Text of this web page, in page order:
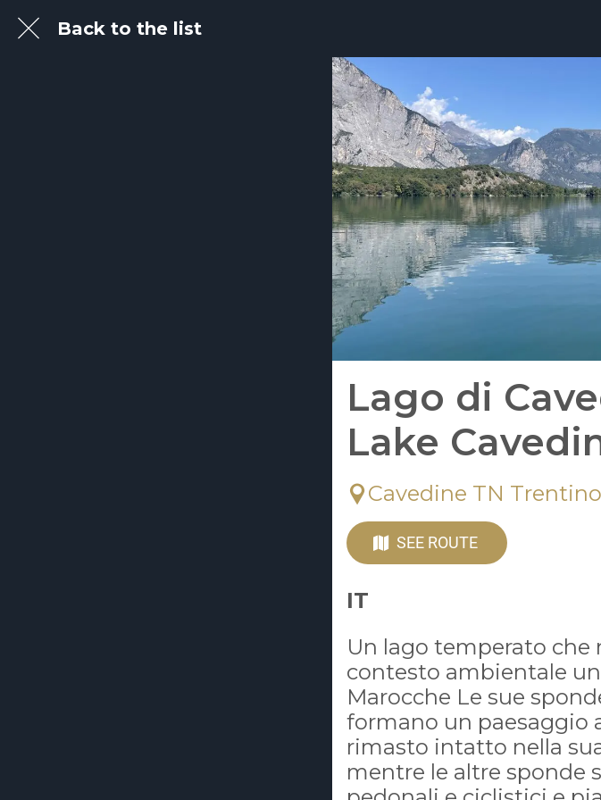
Back to the list
Lago di
Lake
Cavedine TN
SEE ROUTE
IT
Un lago temperato che
contesto ambientale
Marocche Le sue
formano un paesaggio
rimasto intatto nella
mentre le altre sponde